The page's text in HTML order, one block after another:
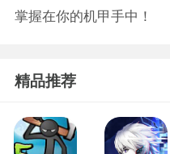
掌握在你的机甲手中！
精品推荐